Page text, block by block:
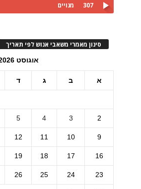
307 מנויים
סינון מאמרי משאבי אנוש לפי תאריך
אוגוסט 2026
א ב ג ד
2
3
4
5
9
10
11
12
16
17
18
19
23
24
25
26